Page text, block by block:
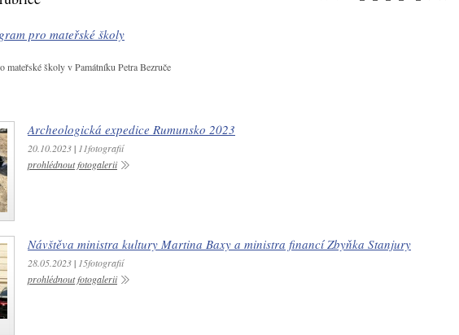
pro mateřské školy
mateřské školy v Památníku Petra Bezruče
Archeologická expedice Rumunsko 2023
20.10.2023| 11fotografií
prohlédnout fotogalerii
Návštěva ministra kultury Martina Baxy a ministra financí Zbyňka Stanjury
28.05.2023| 15fotografií
prohlédnout fotogalerii